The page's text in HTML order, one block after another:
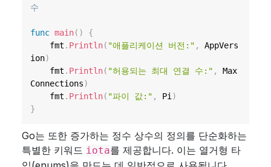
수
func main( )
{
	fmt
. Println( "애플리케이션 버전:" ,
AppVers
ion)
	fmt
. Println( "허용되는 최대 연결 수:" ,
Max
Connections)
	fmt
. Println( "파이 값:" , Pi )
}
Go는 또한 증가하는 정수 상수의 정의를 단순화하는
특별한 키워드 iota를 제공합니다. 이는 열거형 타